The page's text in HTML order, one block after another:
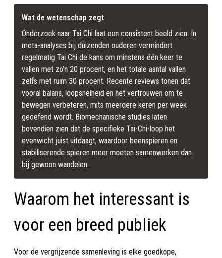
Wat de wetenschap zegt
Onderzoek naar Tai Chi laat een consistent beeld zien. In
meta-analyses bij duizenden ouderen vermindert
regelmatig Tai Chi de kans om minstens één keer te
vallen met zo’n 20 procent, en het totale aantal vallen
zelfs met ruim 30 procent. Recente reviews tonen dat
vooral balans, loopsnelheid en het vertrouwen om te
bewegen verbeteren, mits meerdere keren per week
geoefend wordt. Biomechanische studies laten
bovendien zien dat de specifieke Tai-Chi-loop het
evenwicht juist uitdaagt, waardoor beenspieren en
stabiliserende spieren meer moeten samenwerken dan
bij gewoon wandelen.
Waarom het interessant is
voor een breed publiek
Voor de vergrijzende samenleving is elke goedkope,